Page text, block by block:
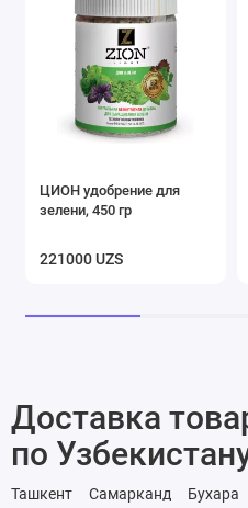
ЦИОН удобрение для
зелени, 450 гр
221000 UZS
Доставка
по
Ташкент Самарканд Бухара